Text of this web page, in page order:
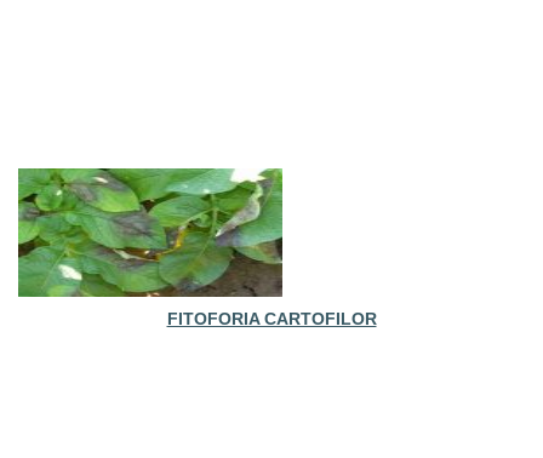
FITOFORIA CARTOFILOR